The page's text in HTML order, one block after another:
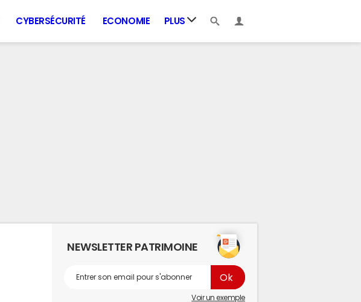
CYBERSÉCURITÉ ECONOMIE PLUS
NEWSLETTER PATRIMOINE
Voir un exemple